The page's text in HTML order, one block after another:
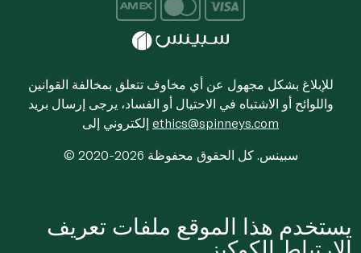
للإبلاغ بشكل مجهول عن أي مخاوف تتعلق بمخالفة القوانين
واللوائح أو الاشتباه في الاحتيال أو الفساد، يرجى إرسال بريد
ethics@spinneys.com
© 2020-2026 سبينس. كل الحقوق محفوظة
يستخدم هذا الموقع ملفات تعريف